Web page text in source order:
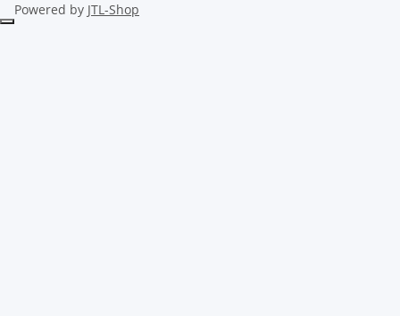
Powered by JTL-Shop